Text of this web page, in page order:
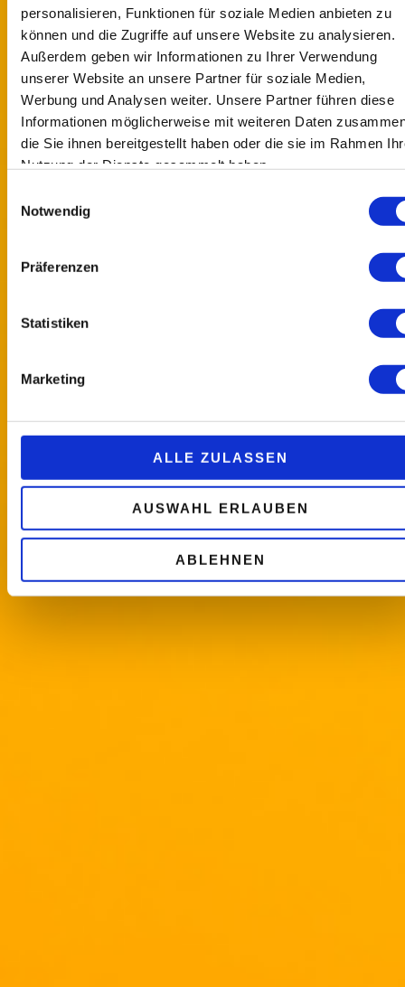
personalisieren, Funktionen für soziale Medien anbieten zu
können und die Zugriffe auf unsere Website zu analysieren.
Außerdem geben wir Informationen zu Ihrer Verwendung
unserer Website an unsere Partner für soziale Medien,
Werbung und Analysen weiter. Unsere Partner führen diese
Informationen möglicherweise mit weiteren Daten
die Sie ihnen bereitgestellt haben oder die sie im Rahmen
Nutzung der Dienste gesammelt haben.
Notwendig
Präferenzen
Statistiken
Marketing
ALLE ZULASSEN
AUSWAHL ERLAUBEN
ABLEHNEN